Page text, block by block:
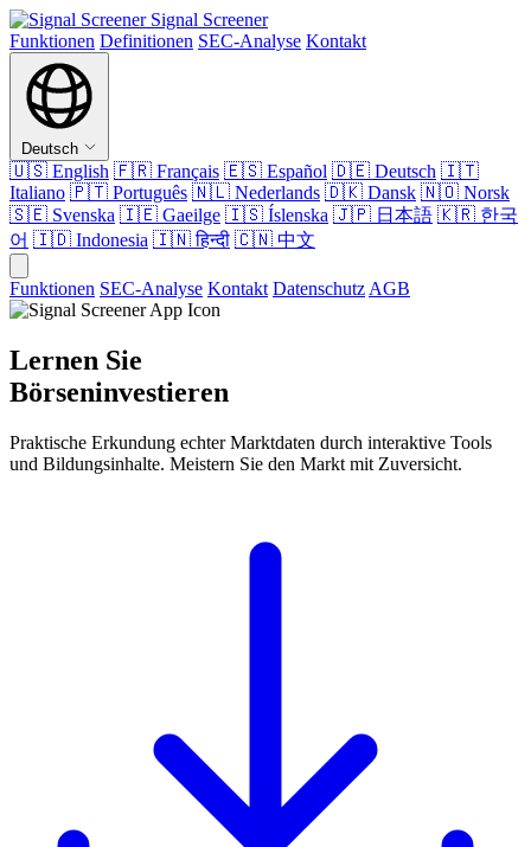
Signal Screener
Funktionen Definitionen SEC-Analyse Kontakt
Deutsch
🇺🇸 English 🇫🇷 Français 🇪🇸 Español 🇩🇪 Deutsch 🇮🇹
Italiano 🇵🇹 Português 🇳🇱 Nederlands 🇩🇰 Dansk 🇳🇴 Norsk
🇸🇪 Svenska 🇮🇪 Gaeilge 🇮🇸 Íslenska 🇯🇵 日本語 🇰🇷 한국
어 🇮🇩 Indonesia 🇮🇳हिन्दी 🇨🇳 中文
Funktionen SEC-Analyse Kontakt Datenschutz AGB
Lernen Sie
Börseninvestieren
Praktische Erkundung echter Marktdaten durch interaktive Tools
und Bildungsinhalte. Meistern Sie den Markt mit Zuversicht.